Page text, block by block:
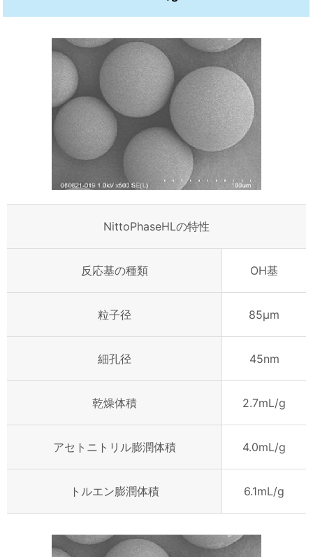
NittoPhaseHLの特性
反応基の種類 OH基
粒子径 85μm
細孔径 45nm
乾燥体積 2.7mL/g
アセトニトリル膨潤体積 4.0mL/g
トルエン膨潤体積 6.1mL/g